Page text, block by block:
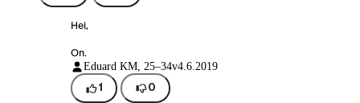
Hei,
On.
Eduard KM, 25–34v4.6.2019
1 0